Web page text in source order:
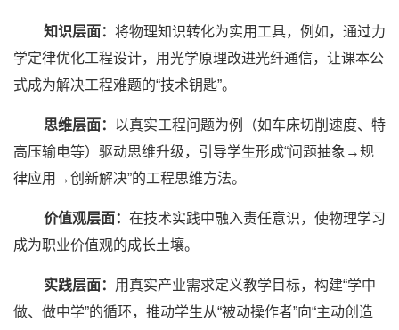
知识层面： 将物理知识转化为实用工具，例如，通过力
学定律优化工程设计，用光学原理改进光纤通信，让课本公
式成为解决工程难题的“技术钥匙”。
思维层面‌： 以真实工程问题为例（如车床切削速度、 特
高压输电等）驱动思维升级，引导学生形成“问题抽象→规
律应用→创新解决”的工程思维方法。
价值观层面： 在技术实践中融入责任意识，使物理学习
成为职业价值观的成长土壤。
实践层面： 用真实产业需求定义教学目标，构建“学中
做、做中学”的循环，推动学生从“被动操作者”向“主动创造